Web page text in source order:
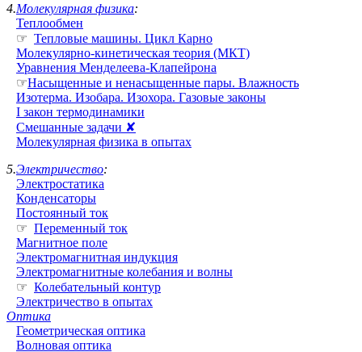
4.Молекулярная физика:
Теплообмен
☞ Тепловые машины. Цикл Карно
Молекулярно-кинетическая теория (МКТ)
Уравнения Менделеева-Клапейрона
☞Насыщенные и ненасыщенные пары. Влажность
Изотерма. Изобара. Изохора. Газовые законы
I закон термодинамики
Смешанные задачи ✘
Молекулярная физика в опытах
5.Электричество:
Электростатика
Конденсаторы
Постоянный ток
☞ Переменный ток
Магнитное поле
Электромагнитная индукция
Электромагнитные колебания и волны
☞ Колебательный контур
Электричество в опытах
Оптика
Геометрическая оптика
Волновая оптика